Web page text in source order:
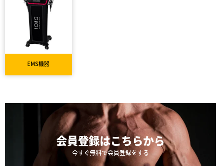
EMS機器
会員登録はこちらから
今すぐ無料で会員登録をする